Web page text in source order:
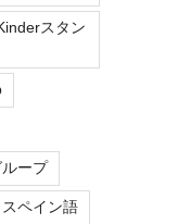
スタン
ループ
スペイン語